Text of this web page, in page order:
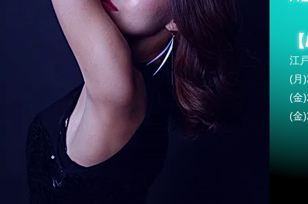
【
江
(月
(金
(金